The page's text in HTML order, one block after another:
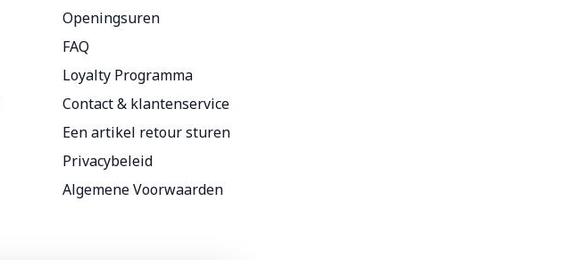
Openingsuren
FAQ
Loyalty Programma
Contact & klantenservice
Een artikel retour sturen
Privacybeleid
Algemene Voorwaarden